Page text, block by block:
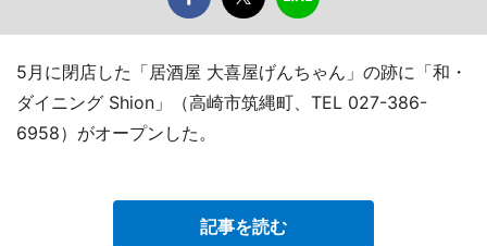
5月に閉店した「居酒屋 大喜屋げんちゃん」の跡に「和・
ダイニング Shion」（高崎市筑縄町、TEL 027-386-
6958）がオープンした。
記事を読む